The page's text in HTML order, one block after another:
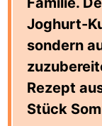
Joghurt-
sondern
Rezept
Stück